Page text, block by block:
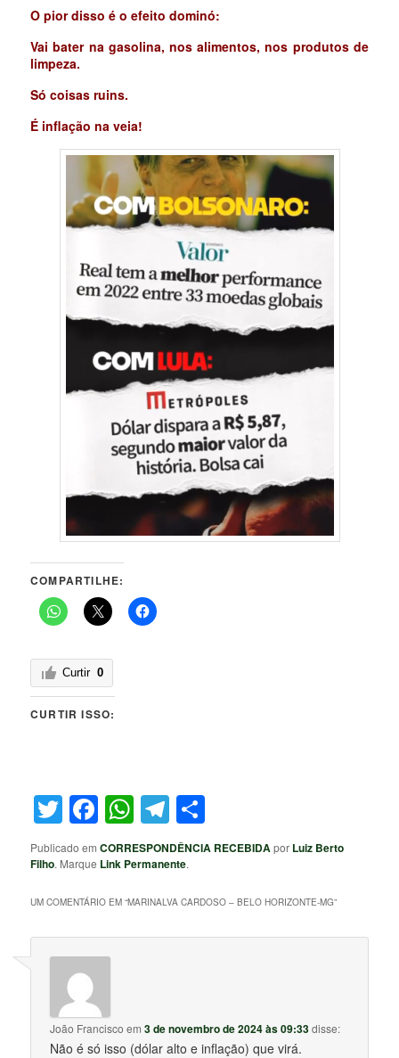
O pior disso é o efeito dominó:
Vai bater na gasolina, nos alimentos, nos produtos de
limpeza.
Só coisas ruins.
É inflação na veia!
COMPARTILHE:
Curtir 0
CURTIR ISSO:
Twitter
Facebook
WhatsApp
Telegram
Publicado emCORRESPONDÊNCIA RECEBIDA por Luiz Berto
Filho. Marque Link Permanente.
UM COMENTÁRIO EM “MARINALVA CARDOSO – BELO HORIZONTE-MG”
João Francisco em3 de novembro de 2024 às 09:33disse:
Não é só isso (dólar alto e inflação) que virá.